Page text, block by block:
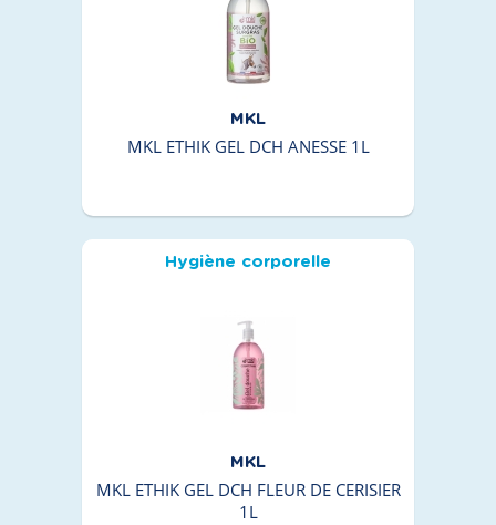
MKL
MKL ETHIK GEL DCH ANESSE 1L
Hygiène corporelle
MKL
MKL ETHIK GEL DCH FLEUR DE CERISIER
1L